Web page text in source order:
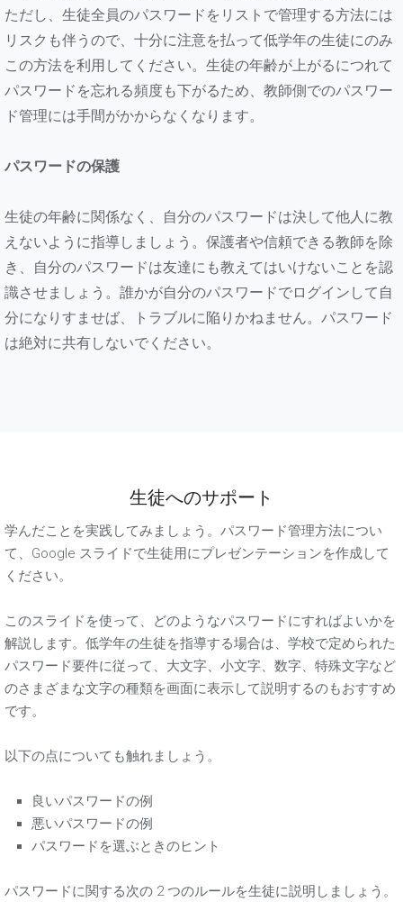
ただし、生徒全員のパスワードをリストで管理する方法には
リスクも伴うので、十分に注意を払って低学年の生徒にのみ
この方法を利用してください。生徒の年齢が上がるにつれて
パスワードを忘れる頻度も下がるため、教師側でのパスワー
ド管理には手間がかからなくなります。
パスワードの保護
生徒の年齢に関係なく、自分のパスワードは決して他人に教
えないように指導しましょう。保護者や信頼できる教師を除
き、自分のパスワードは友達にも教えてはいけないことを認
識させましょう。誰かが自分のパスワードでログインして自
分になりすませば、トラブルに陥りかねません。パスワード
は絶対に共有しないでください。
生徒へのサポート
学んだことを実践してみましょう。パスワード管理方法につい
て、Google スライドで生徒用にプレゼンテーションを作成して
ください。
このスライドを使って、どのようなパスワードにすればよいかを
解説します。低学年の生徒を指導する場合は、学校で定められた
パスワード要件に従って、大文字、小文字、数字、特殊文字など
のさまざまな文字の種類を画面に表示して説明するのもおすすめ
です。
以下の点についても触れましょう。
良いパスワードの例
悪いパスワードの例
パスワードを選ぶときのヒント
パスワードに関する次の 2 つのルールを生徒に説明しましょう。